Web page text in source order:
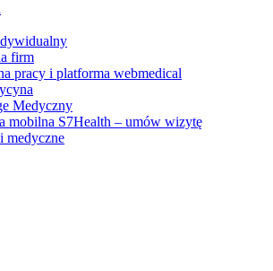
firm
pracy i platforma webmedical
Medyczny
mobilna S7Health – umów wizytę
medyczne